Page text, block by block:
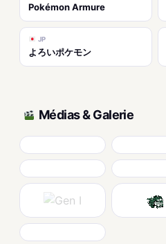
Pokémon Armure
JP
よろいポケモン
Médias & Galerie